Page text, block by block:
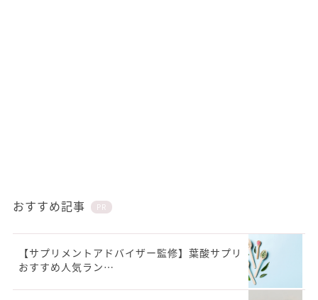
おすすめ記事 PR
【サプリメントアドバイザー監修】葉酸サプリ
おすすめ人気ラン…